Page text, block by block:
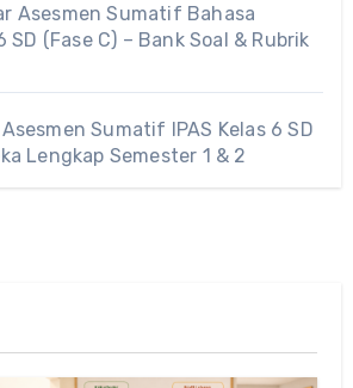
Asesmen Sumatif Bahasa
SD (Fase C) – Bank Soal & Rubrik
Sumatif IPAS Kelas 6 SD
Lengkap Semester 1 & 2